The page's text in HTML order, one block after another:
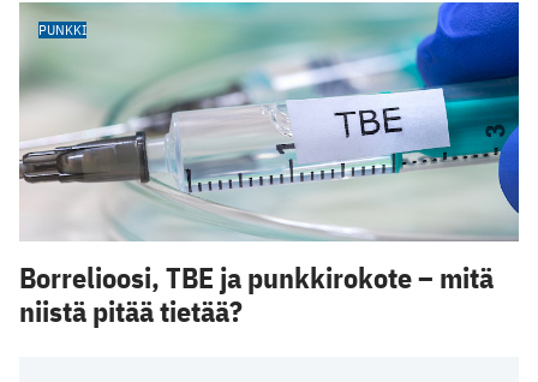
PUNKKI
Borrelioosi, TBE ja punkkirokote – mitä
niistä pitää tietää?